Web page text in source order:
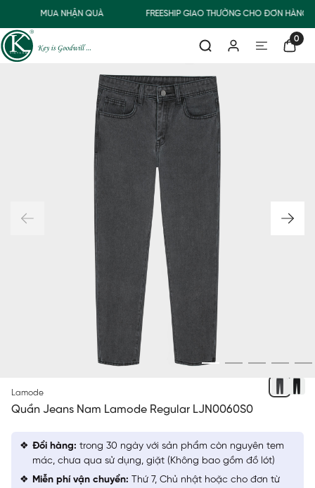
MUA NHẬN QUÀ FREESHIP GIAO THƯỜNG CHO ĐƠN HÀNG
0
Lamode
Quần Jeans Nam Lamode Regular LJN0060S0
Đổi hàng: trong 30 ngày với sản phẩm còn nguyên tem
mác, chưa qua sử dụng, giặt (Không bao gồm đồ lót)
Miễn phí vận chuyển: Thứ 7, Chủ nhật hoặc cho đơn từ